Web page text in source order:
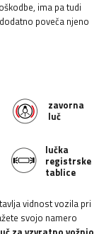
ima pa tudi
poveča njeno
zavorna
luč
lučka
registrske
tablice
vidnost vozila pri
svojo namero